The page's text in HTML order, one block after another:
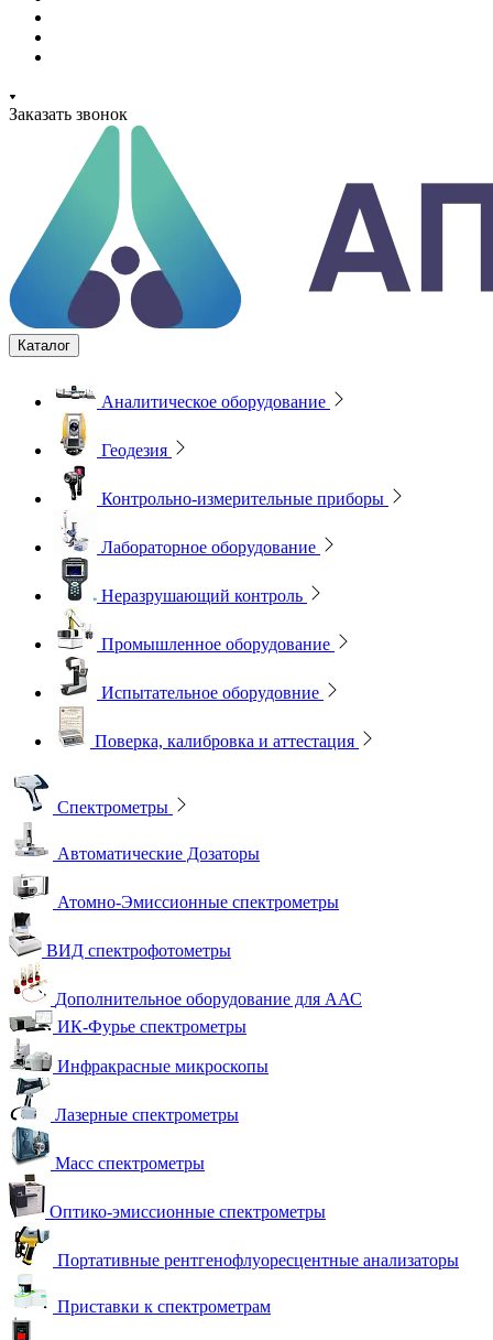
Заказать звонок
Каталог
Аналитическое оборудование
Геодезия
Контрольно-измерительные приборы
Лабораторное оборудование
Неразрушающий контроль
Промышленное оборудование
Испытательное оборудовние
Поверка, калибровка и аттестация
Спектрометры
Автоматические Дозаторы
Атомно-Эмиссионные спектрометры
ВИД спектрофотометры
Дополнительное оборудование для ААС
ИК-Фурье спектрометры
Инфракрасные микроскопы
Лазерные спектрометры
Масс спектрометры
Оптико-эмиссионные спектрометры
Портативные рентгенофлуоресцентные анализаторы
Приставки к спектрометрам